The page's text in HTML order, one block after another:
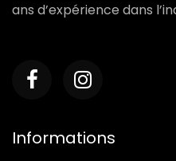
ans d’expérience dans
Informations